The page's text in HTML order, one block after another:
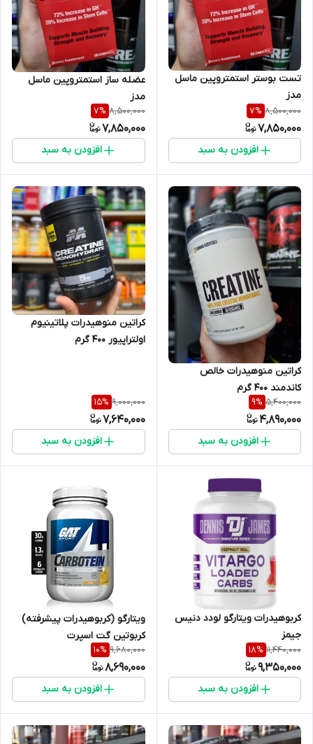
تست بوستر استمتروپین ماسل
مدز
8,500,000
7%
7,850,000
افزودن به سبد
عضله ساز استمتروپین ماسل
مدز
8,500,000
7%
7,850,000
افزودن به سبد
کراتین منوهیدرات خالص
کاندمند ۴۰۰ گرم
5,400,000
9%
4,890,000
افزودن به سبد
کراتین منوهیدرات پلاتینیوم
اولتراپیور ۴۰۰ گرم
9,000,000
15%
7,640,000
افزودن به سبد
کربوهیدرات ویتارگو لودد دنیس
جیمز
11,440,000
18%
9,350,000
افزودن به سبد
ویتارگو (کربوهیدرات پیشرفته)
کربوتین گت اسپرت
9,680,000
10%
8,690,000
افزودن به سبد